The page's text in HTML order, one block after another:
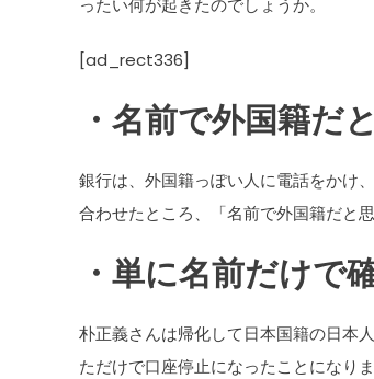
ったい何が起きたのでしょうか。
[ad_rect336]
・名前で外国籍だ
銀行は、外国籍っぽい人に電話をかけ
合わせたところ、「名前で外国籍だと
・単に名前だけで
朴正義さんは帰化して日本国籍の日本
ただけで口座停止になったことになり